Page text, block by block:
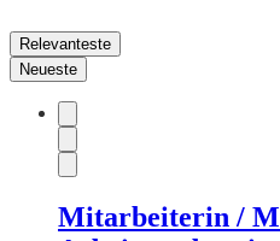
Relevanteste
Neueste
Mitarbeiterin /